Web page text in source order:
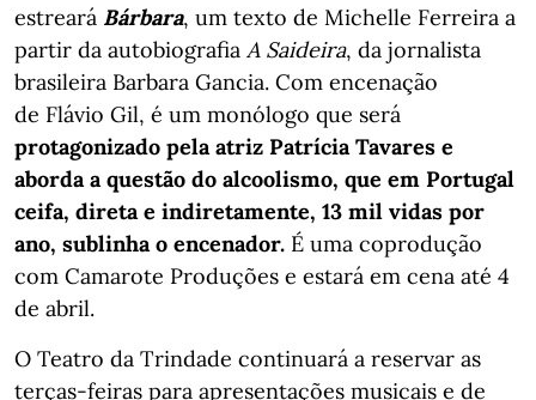
estreará Bárbara, um texto de Michelle Ferreira a
partir da autobiografia A Saideira, da jornalista
brasileira Barbara Gancia. Com encenação
de Flávio Gil, é um monólogo que será
protagonizado pela atriz Patrícia Tavares e
aborda a questão do alcoolismo, que em Portugal
ceifa, direta e indiretamente, 13 mil vidas por
ano, sublinha o encenador. É uma coprodução
com Camarote Produções e estará em cena até 4
de abril.
O Teatro da Trindade continuará a reservar as
terças-feiras para apresentações musicais e de